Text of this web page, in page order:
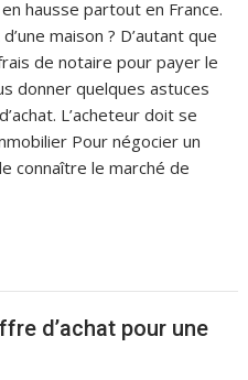
hausse partout en France.
maison ? D’autant que
de notaire pour payer le
donner quelques astuces
L’acheteur doit se
Pour négocier un
connaître le marché de
d’achat pour une